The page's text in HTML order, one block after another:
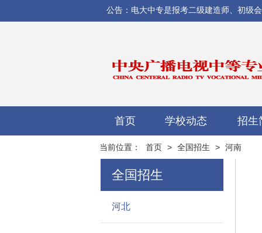
公告：电大中专是报考二级建造师、初级
首页 学校动态 招生
当前位置： 首页 > 全国招生 > 河南
全国招生
河北